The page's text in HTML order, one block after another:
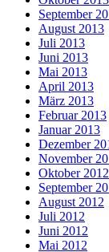
September
August 2013
Juli 2013
Juni 2013
Mai 2013
April 2013
März 2013
Februar 2013
Januar 2013
Dezember
November
Oktober 2012
September
August 2012
Juli 2012
Juni 2012
Mai 2012